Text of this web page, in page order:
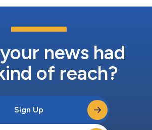
を踏まえ、本日、同趣意書記載の内容で私
の各議案に対する方針を予定した論拠につ
り同趣意書を御覧ください。 「日本高純
、①当社が上程する、（第1号議案）定款の
news had
of reach?
Sign Up